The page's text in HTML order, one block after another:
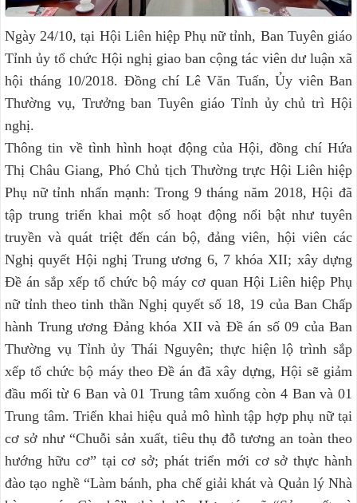
Ngày 24/10, tại Hội Liên hiệp Phụ nữ tỉnh, Ban Tuyên giáo
Tỉnh ủy tổ chức Hội nghị giao ban cộng tác viên dư luận xã
hội tháng 10/2018. Đồng chí Lê Văn Tuấn, Ủy viên Ban
Thường vụ, Trưởng ban Tuyên giáo Tỉnh ủy chủ trì Hội
nghị.
Thông tin về tình hình hoạt động của Hội, đồng chí Hứa
Thị Châu Giang, Phó Chủ tịch Thường trực Hội Liên hiệp
Phụ nữ tỉnh nhấn mạnh: Trong 9 tháng năm 2018, Hội đã
tập trung triển khai một số hoạt động nổi bật như tuyên
truyền và quát triệt đến cán bộ, đảng viên, hội viên các
Nghị quyết Hội nghị Trung ương 6, 7 khóa XII; xây dựng
Đề án sắp xếp tổ chức bộ máy cơ quan Hội Liên hiệp Phụ
nữ tỉnh theo tinh thần Nghị quyết số 18, 19 của Ban Chấp
hành Trung ương Đảng khóa XII và Đề án số 09 của Ban
Thường vụ Tỉnh ủy Thái Nguyên; thực hiện lộ trình sắp
xếp tổ chức bộ máy theo Đề án đã xây dựng, Hội sẽ giảm
đầu mối từ 6 Ban và 01 Trung tâm xuống còn 4 Ban và 01
Trung tâm. Triển khai hiệu quả mô hình tập hợp phụ nữ tại
cơ sở như “Chuỗi sản xuất, tiêu thụ đỗ tương an toàn theo
hướng hữu cơ” tại cơ sở; phát triển mới cơ sở thực hành
đào tạo nghề “Làm bánh, pha chế giải khát và Quản lý Nhà